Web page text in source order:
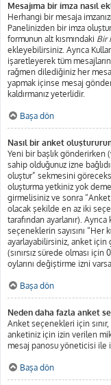
Mesajıma bir imza nasıl
Herhangi bir mesaja
Panelinizden bir imza
formunun alt kısmındaki Bir
ekleyebilirsiniz. Ayrıca
işaretleyerek tüm
rağmen dilediğiniz her
yapmak içinse mesaj
kaldırmanız yeterlidir.
Başa dön
Nasıl bir anket
Yeni bir başlık gönderirken
sahip olduğunuz izne
oluştur” sekmesini
oluşturma yetkiniz yok
girmelisiniz ve sonra “Anket
olacak şekilde en az iki
tarafından ayarlanır).
seçeneklerin sayısını “Her
ayarlayabilirsiniz, anket için
(sınırsız sürede olması için
oylarını değiştirme izni
Başa dön
Neden daha fazla anket
Anket seçenekleri için
anketiniz için izin verilen
mesaj panosu yöneticisi ile
Başa dön